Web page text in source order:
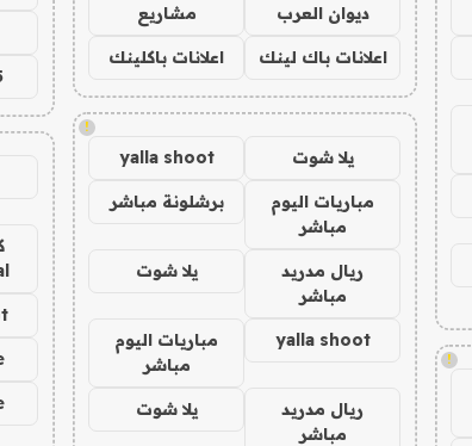
!
ديوان العرب مشاريع
اعلانات باك لينك اعلانات باكلينك
!
يلا شوت yalla shoot
مباريات اليوم
مباشر
برشلونة مباشر
ريال مدريد
مباشر
يلا شوت
yalla shoot
مباريات اليوم
مباشر
ريال مدريد
مباشر
يلا شوت